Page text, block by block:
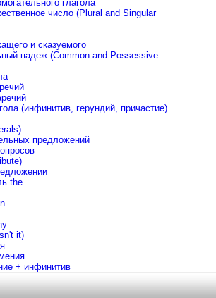
глагола
число (Plural and Singular
и сказуемого
падеж (Common and Possessive
(инфинитив, герундий, причастие)
предложений
the
it)
+ инфинитив